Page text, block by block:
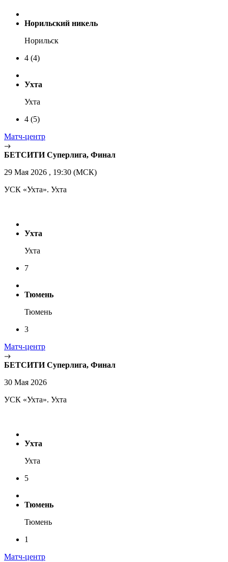
Норильский никель
Норильск
4 (4)
Ухта
Ухта
4 (5)
Матч-центр
БЕТСИТИ Суперлига, Финал
29 Мая 2026 , 19:30 (МСК)
УСК «Ухта». Ухта
Ухта
Ухта
7
Тюмень
Тюмень
3
Матч-центр
БЕТСИТИ Суперлига, Финал
30 Мая 2026
УСК «Ухта». Ухта
Ухта
Ухта
5
Тюмень
Тюмень
1
Матч-центр